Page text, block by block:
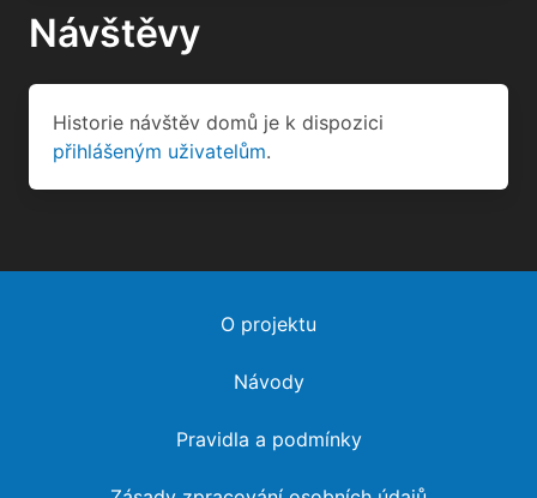
Návštěvy
Historie návštěv domů je k dispozici
přihlášeným uživatelům.
O projektu
Návody
Pravidla a podmínky